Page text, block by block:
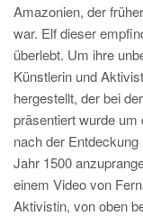
Amazonien, der
war. Elf dieser
überlebt. Um ihre
Künstlerin und
hergestellt, der bei
präsentiert wurde um
nach der
Jahr 1500
einem Video von
Aktivistin, von oben